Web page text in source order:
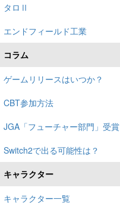
タロⅡ
エンドフィールド工業
コラム
ゲームリリースはいつか？
CBT参加方法
JGA「フューチャー部門」受賞
Switch2で出る可能性は？
キャラクター
キャラクター一覧